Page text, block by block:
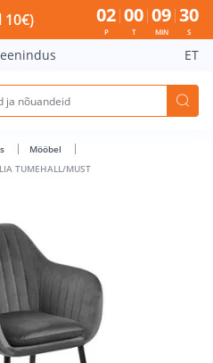
- Bauhof has loaded
10€) 02
P
00
T
09
MIN
30
S
ET
Mööbel
TUMEHALL/MUST